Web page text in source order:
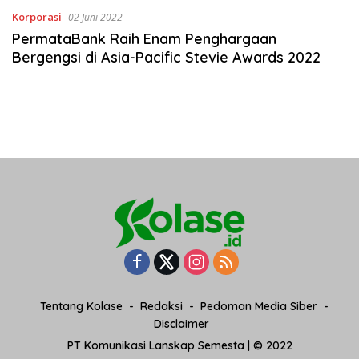
Korporasi 02 Juni 2022
PermataBank Raih Enam Penghargaan
Bergengsi di Asia-Pacific Stevie Awards 2022
Tentang Kolase Redaksi
Pedoman Media Siber
Disclaimer
PT Komunikasi Lanskap Semesta | © 2022